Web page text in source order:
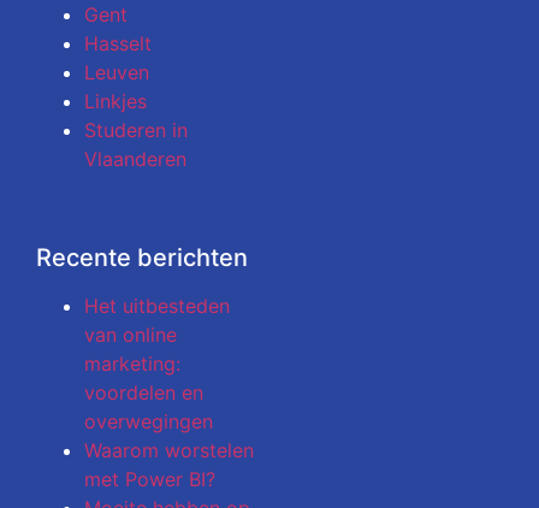
Gent
Hasselt
Leuven
Linkjes
Studeren in
Vlaanderen
Recente berichten
Het uitbesteden
van online
marketing:
voordelen en
overwegingen
Waarom worstelen
met Power BI?